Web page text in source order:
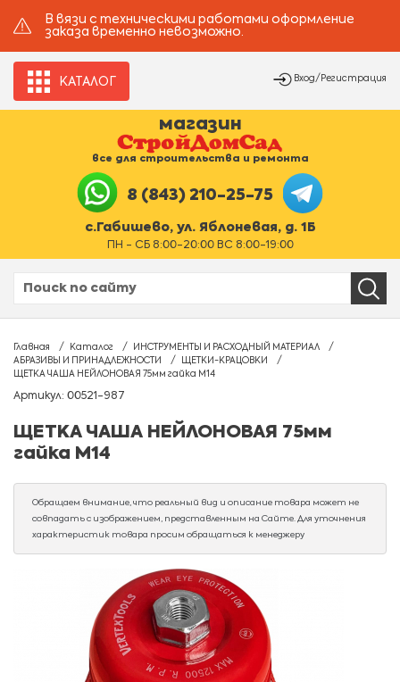
В вязи с техническими работами оформление
заказа временно невозможно.
КАТАЛОГ Вход/Регистрация
магазин
все для строительства и ремонта
8 (843) 210-25-75
с.Габишево, ул. Яблоневая, д. 1Б
ПН - СБ 8:00-20:00 ВС 8:00-19:00
Главная Каталог
ИНСТРУМЕНТЫ И РАСХОДНЫЙ МАТЕРИАЛ
АБРАЗИВЫ И ПРИНАДЛЕЖНОСТИ
ЩЕТКИ-КРАЦОВКИ
ЩЕТКА ЧАША НЕЙЛОНОВАЯ 75мм гайка М14
Артикул: 00521-987
ЩЕТКА ЧАША НЕЙЛОНОВАЯ 75мм
гайка М14
Обращаем внимание, что реальный вид и описание товара может не
совпадать с изображением, представленным на Сайте. Для уточнения
характеристик товара просим обращаться к менеджеру